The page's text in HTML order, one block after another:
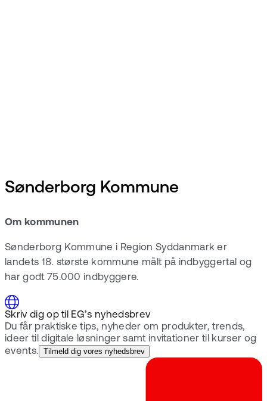
Sønderborg Kommune
Om kommunen
Sønderborg Kommune i Region Syddanmark er
landets 18. største kommune målt på indbyggertal og
har godt 75.000 indbyggere.
Skriv dig op til EG’s nyhedsbrev
Du får praktiske tips, nyheder om produkter, trends,
ideer til digitale løsninger samt invitationer til kurser og
events.
Tilmeld dig vores nyhedsbrev